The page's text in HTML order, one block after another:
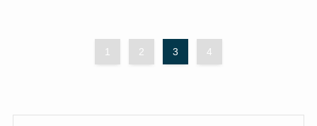
1 2 3 4